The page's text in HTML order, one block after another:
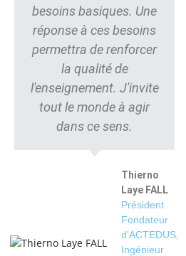
besoins basiques. Une
réponse à ces besoins
permettra de renforcer
la qualité de
l'enseignement. J'invite
tout le monde à agir
dans ce sens.
Thierno
Laye FALL
Président
Fondateur
d'ACTEDUS,
Ingénieur